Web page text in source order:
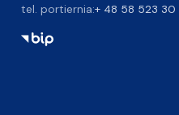
tel. portiernia:+ 48 58 523